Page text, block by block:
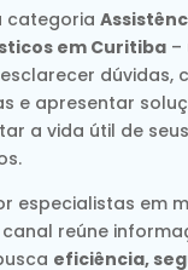
categoria
em Curitiba–
dúvidas,
e apresentar
a vida útil de seus
especialistas em
reúne
eficiência,